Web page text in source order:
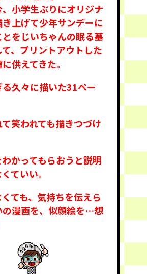
小学生ぶりにオリジナ
上げて少年サンデーに
をじいちゃんの眠る墓
、プリントアウトした
供えてきた。
久々に描いた31ペー
笑われても描きつづけ
かってもらおうと説明
ていい。
ても、気持ちを伝えら
の漫画を、似顔絵を…想